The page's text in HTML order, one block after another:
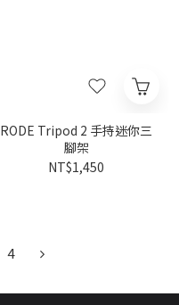
RODE Tripod 2 手持迷你三
腳架
NT$1,450
4